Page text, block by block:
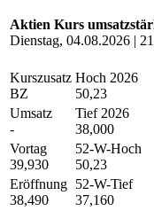
Aktien Kurs
Dienstag, 04.08.2026 |
Kurszusatz
BZ
Hoch 2026
50,23
Umsatz
-
Tief 2026
38,000
Vortag
39,930
52-W-Hoch
50,23
Eröffnung
38,490
52-W-Tief
37,160